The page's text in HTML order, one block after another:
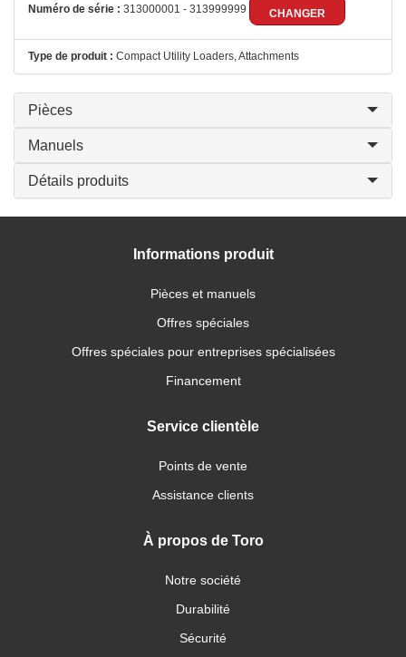
Numéro de série : 313000001 - 313999999 CHANGER
Type de produit : Compact Utility Loaders, Attachments
Pièces
Manuels
Détails produits
Informations produit
Pièces et manuels
Offres spéciales
Offres spéciales pour entreprises spécialisées
Financement
Service clientèle
Points de vente
Assistance clients
À propos de Toro
Notre société
Durabilité
Sécurité